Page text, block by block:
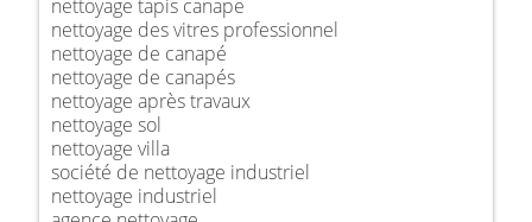
nettoyage tapis canape
nettoyage des vitres professionnel
nettoyage de canapé
nettoyage de canapés
nettoyage après travaux
nettoyage sol
nettoyage villa
société de nettoyage industriel
nettoyage industriel